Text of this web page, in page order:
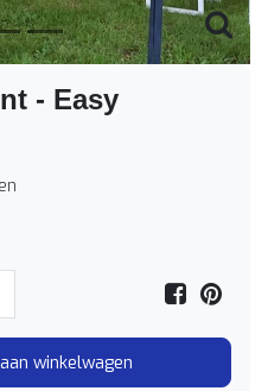
- Easy
winkelwagen